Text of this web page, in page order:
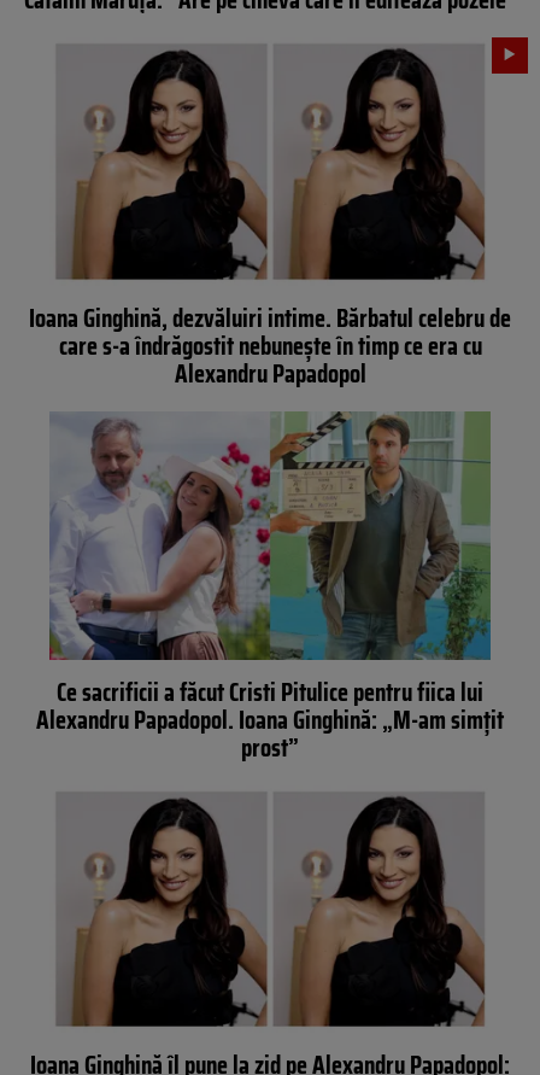
Ioana Ginghină, dezvăluiri intime. Bărbatul celebru de
care s-a îndrăgostit nebunește în timp ce era cu
Alexandru Papadopol
Ce sacrificii a făcut Cristi Pitulice pentru fiica lui
Alexandru Papadopol. Ioana Ginghină: „M-am simțit
prost”
Ioana Ginghină îl pune la zid pe Alexandru Papadopol: